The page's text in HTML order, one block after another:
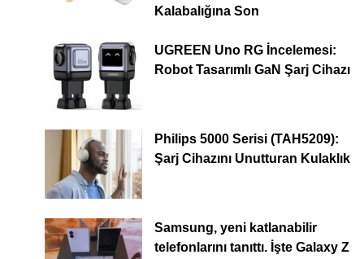
Kalabalığına Son
UGREEN Uno RG İncelemesi:
Robot Tasarımlı GaN Şarj Cihazı
Philips 5000 Serisi (TAH5209):
Şarj Cihazını Unutturan Kulaklık
Samsung, yeni katlanabilir
telefonlarını tanıttı. İşte Galaxy Z